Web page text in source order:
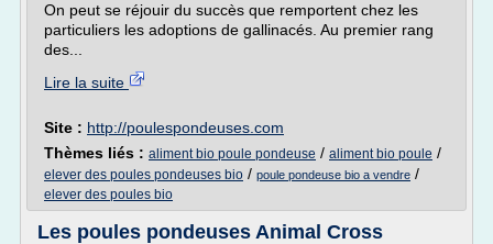
On peut se réjouir du succès que remportent chez les
particuliers les adoptions de gallinacés. Au premier rang
des...
Lire la suite
Site : http://poulespondeuses.com
Thèmes liés : aliment bio poule pondeuse / aliment bio poule /
elever des poules pondeuses bio / poule pondeuse bio a vendre /
elever des poules bio
Les poules pondeuses Animal Cross